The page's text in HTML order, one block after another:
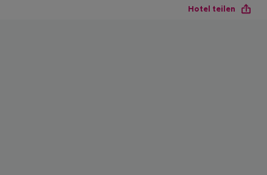
Hotel teilen